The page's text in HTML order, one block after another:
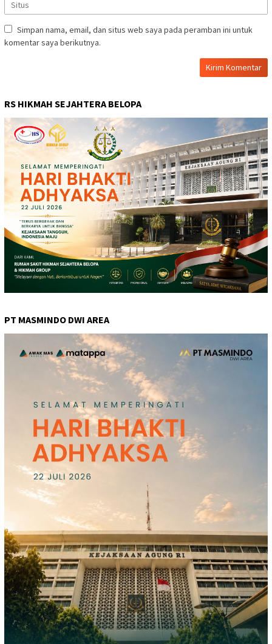
Simpan nama, email, dan situs web saya pada peramban ini untuk
komentar saya berikutnya.
RS HIKMAH SEJAHTERA BELOPA
PT MASMINDO DWI AREA